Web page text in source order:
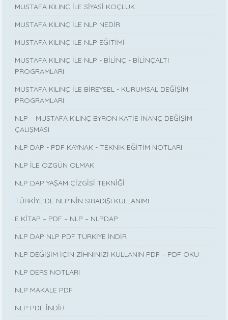
MUSTAFA KILINÇ İLE SİYASİ KOÇLUK
MUSTAFA KILINÇ İLE NLP NEDİR
MUSTAFA KILINÇ İLE NLP EĞİTİMİ
MUSTAFA KILINÇ İLE NLP - BİLİNÇ - BİLİNÇALTI
PROGRAMLARI
MUSTAFA KILINÇ İLE BİREYSEL - KURUMSAL DEĞİŞİM
PROGRAMLARI
NLP – MUSTAFA KILINÇ BYRON KATİE İNANÇ DEĞİŞİM
ÇALIŞMASI
NLP DAP - PDF KAYNAK - TEKNİK EĞİTİM NOTLARI
NLP İLE ÖZGÜN OLMAK
NLP DAP YAŞAM ÇİZGİSİ TEKNİĞİ
TÜRKİYE'DE NLP'NİN SIRADIŞI KULLANIMI
E KİTAP – PDF – NLP – NLPDAP
NLP DAP NLP PDF TÜRKİYE İNDİR
NLP DEĞİŞİM İÇİN ZİHNİNİZİ KULLANIN PDF – PDF OKU
NLP DERS NOTLARI
NLP MAKALE PDF
NLP PDF İNDİR